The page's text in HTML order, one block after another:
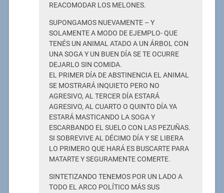
REACOMODAR LOS MELONES.
SUPONGAMOS NUEVAMENTE – Y
SOLAMENTE A MODO DE EJEMPLO- QUE
TENÉS UN ANIMAL ATADO A UN ÁRBOL CON
UNA SOGA Y UN BUEN DÍA SE TE OCURRE
DEJARLO SIN COMIDA.
EL PRIMER DÍA DE ABSTINENCIA EL ANIMAL
SE MOSTRARÁ INQUIETO PERO NO
AGRESIVO, AL TERCER DÍA ESTARÁ
AGRESIVO, AL CUARTO O QUINTO DÍA YA
ESTARÁ MASTICANDO LA SOGA Y
ESCARBANDO EL SUELO CON LAS PEZUÑAS.
SI SOBREVIVE AL DÉCIMO DÍA Y SE LIBERA
LO PRIMERO QUE HARÁ ES BUSCARTE PARA
MATARTE Y SEGURAMENTE COMERTE.
SINTETIZANDO TENEMOS POR UN LADO A
TODO EL ARCO POLÍTICO MÁS SUS